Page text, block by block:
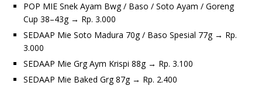
POP MIE Snek Ayam Bwg / Baso / Soto Ayam / Goreng
Cup 38–43g → Rp. 3.000
SEDAAP Mie Soto Madura 70g / Baso Spesial 77g → Rp.
3.000
SEDAAP Mie Grg Aym Krispi 88g → Rp. 3.100
SEDAAP Mie Baked Grg 87g → Rp. 2.400